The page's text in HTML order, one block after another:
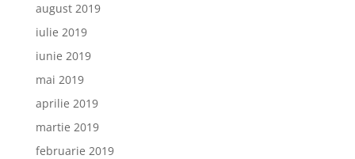
august 2019
iulie 2019
iunie 2019
mai 2019
aprilie 2019
martie 2019
februarie 2019